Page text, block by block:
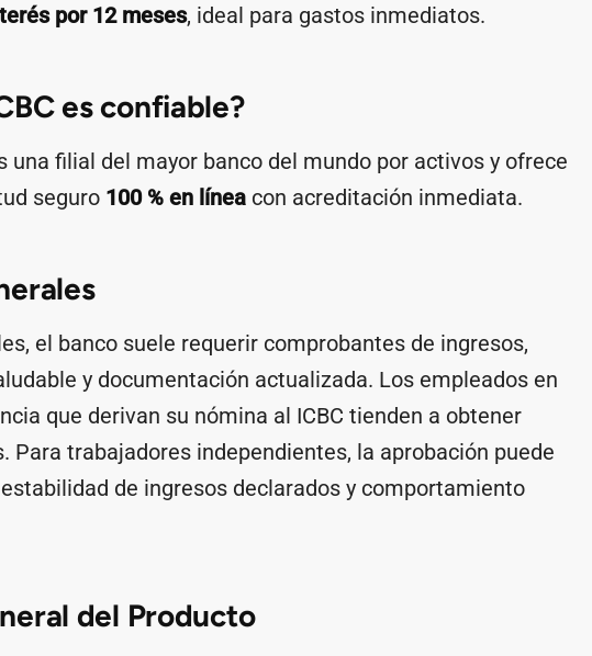
por 12 meses, ideal para gastos inmediatos.
es confiable?
una filial del mayor banco del mundo por activos y ofrece
seguro 100 % en línea con acreditación inmediata.
el banco suele requerir comprobantes de ingresos,
y documentación actualizada. Los empleados en
que derivan su nómina al ICBC tienden a obtener
Para trabajadores independientes, la aprobación puede
de ingresos declarados y comportamiento
del Producto